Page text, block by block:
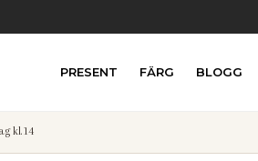
PRESENT FÄRG BLOGG
kl.14